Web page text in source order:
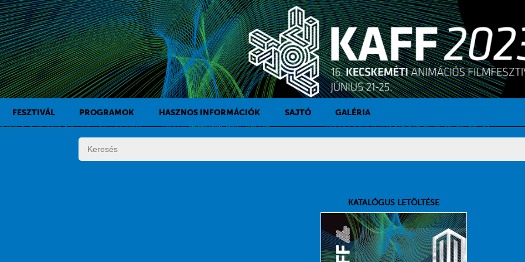
FESZTIVÁL
A KAFF TÖRTÉNETE
PROGRAMOK
FILMPROGRAMOK
HASZNOS INFORMÁCIÓK SAJTÓ
SAJTÓKAPCSOLAT
GALÉRIA
KATALÓGUS LETÖLTÉSE